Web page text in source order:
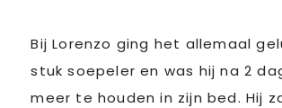
Bij Lorenzo ging het allemaal
stuk soepeler en was hij na 2
meer te houden in zijn bed. Hij